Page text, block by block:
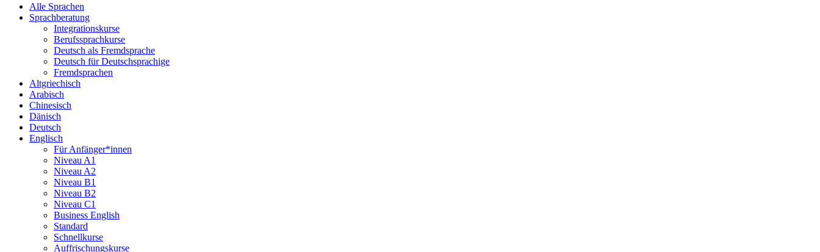
Alle Sprachen
Sprachberatung
Integrationskurse
Berufssprachkurse
Deutsch als Fremdsprache
Deutsch für Deutschsprachige
Fremdsprachen
Altgriechisch
Arabisch
Chinesisch
Dänisch
Deutsch
Englisch
Für Anfänger*innen
Niveau A1
Niveau A2
Niveau B1
Niveau B2
Niveau C1
Business English
Standard
Schnellkurse
Auffrischungskurse